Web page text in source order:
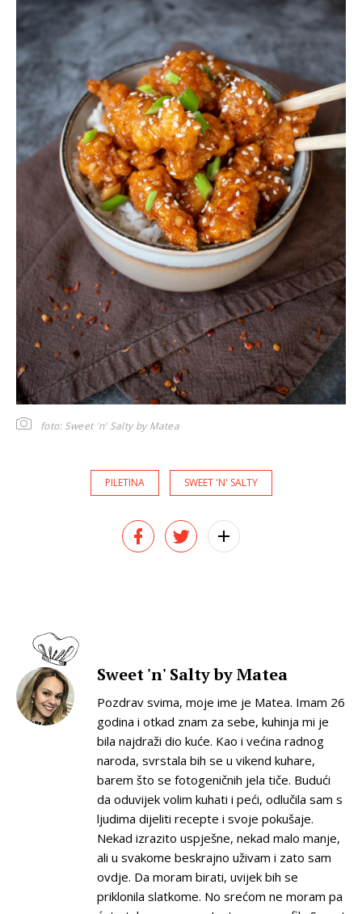
foto: Sweet 'n' Salty by Matea
PILETINA SWEET 'N' SALTY
Sweet 'n' Salty by Matea
Pozdrav svima, moje ime je Matea. Imam 26
godina i otkad znam za sebe, kuhinja mi je
bila najdraži dio kuće. Kao i većina radnog
naroda, svrstala bih se u vikend kuhare,
barem što se fotogeničnih jela tiče. Budući
da oduvijek volim kuhati i peći, odlučila sam s
ljudima dijeliti recepte i svoje pokušaje.
Nekad izrazito uspješne, nekad malo manje,
ali u svakome beskrajno uživam i zato sam
ovdje. Da moram birati, uvijek bih se
priklonila slatkome. No srećom ne moram pa